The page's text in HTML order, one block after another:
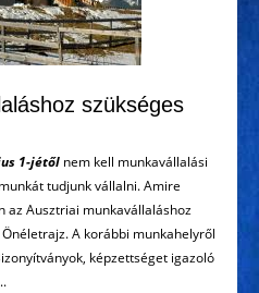
szükséges
1-jétől nem kell munkavállalási
tudjunk vállalni. Amire
az Ausztriai munkavállaláshoz
A korábbi munkahelyről
képzettséget igazoló